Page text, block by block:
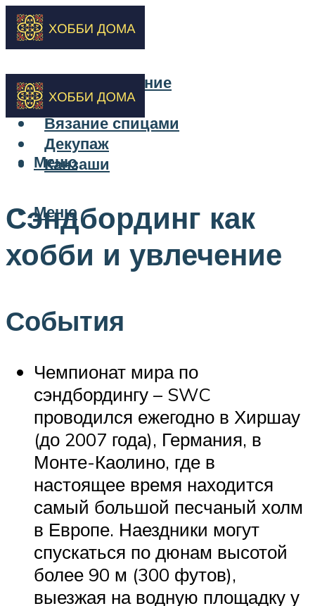
Бисероплетение
Вышивка
Вязание спицами
Декупаж
Канзаши
Меню
Меню
Сэндбординг как
хобби и увлечение
События
Чемпионат мира по
сэндбордингу – SWC
проводился ежегодно в Хиршау
(до 2007 года), Германия, в
Монте-Каолино, где в
настоящее время находится
самый большой песчаный холм
в Европе. Наездники могут
спускаться по дюнам высотой
более 90 м (300 футов),
выезжая на водную площадку у